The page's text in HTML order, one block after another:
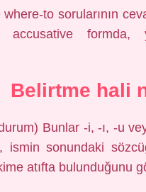
to sorularının
accusative
Belirtme hali
Bunlar -i, -ı, -u
ismin sonundaki
atıfta bulunduğunu